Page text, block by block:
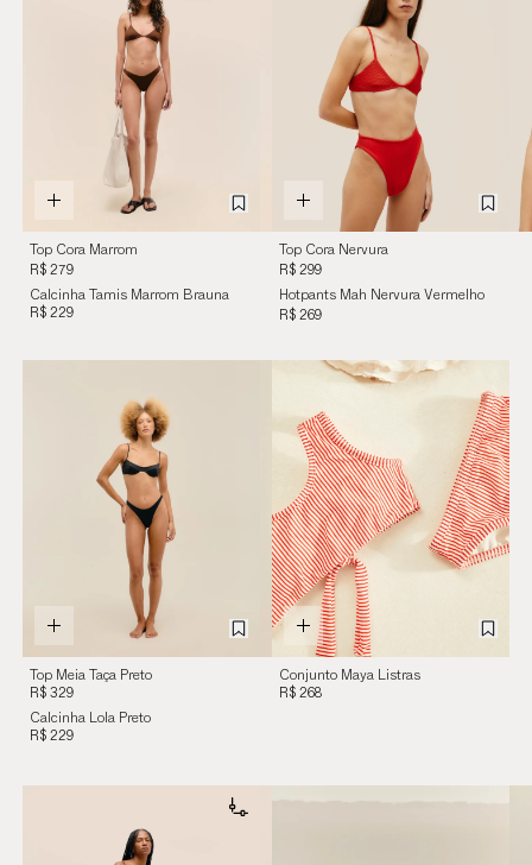
Top Cora Marrom
Brauna
R$ 279
Calcinha Tamis Marrom Brauna
R$ 229
Top Cora Nervura
Vermelho Desvio
R$ 299
Hotpants Mah Nervura Vermelho
Desvio
R$ 269
Top Meia Taça Preto
R$ 329
Calcinha Lola Preto
R$ 229
Conjunto Maya Listras
R$ 268